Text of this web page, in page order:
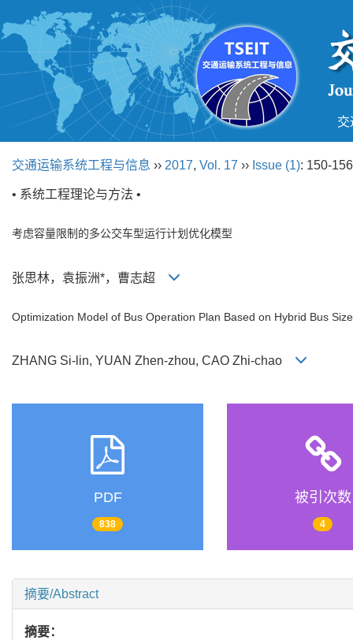
交
交通运输系统工程与信息 ›› 2017, Vol. 17 ›› Issue (1): 150-
• 系统工程理论与方法 •
考虑容量限制的多公交车型运行计划优化模型
张思林，袁振洲*，曹志超
Optimization Model of Bus Operation Plan Based on Hybrid Bus
ZHANG Si-lin, YUAN Zhen-zhou, CAO Zhi-chao
PDF
838
被引次数
4
摘要/Abstract
摘要：